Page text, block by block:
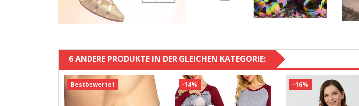
6 ANDERE PRODUKTE IN DER GLEICHEN KATEGORIE:
Bestbewertet -14% -16%